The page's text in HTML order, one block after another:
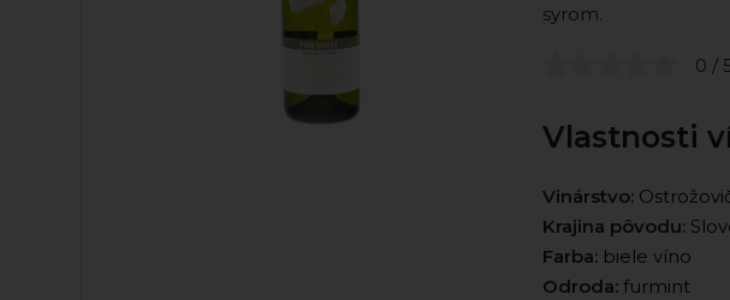
syrom.
0 /
Vlastnosti
Vinárstvo:
Krajina pôvodu:
Farba: biele víno
Odroda: furmint